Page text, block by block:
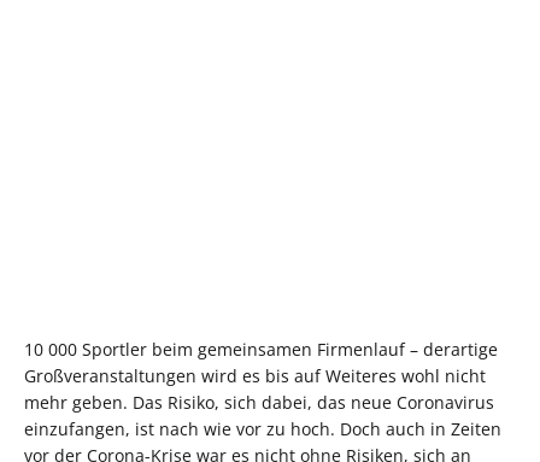
10 000 Sportler beim gemeinsamen Firmenlauf – derartige
Großveranstaltungen wird es bis auf Weiteres wohl nicht
mehr geben. Das Risiko, sich dabei, das neue Coronavirus
einzufangen, ist nach wie vor zu hoch. Doch auch in Zeiten
vor der Corona-Krise war es nicht ohne Risiken, sich an